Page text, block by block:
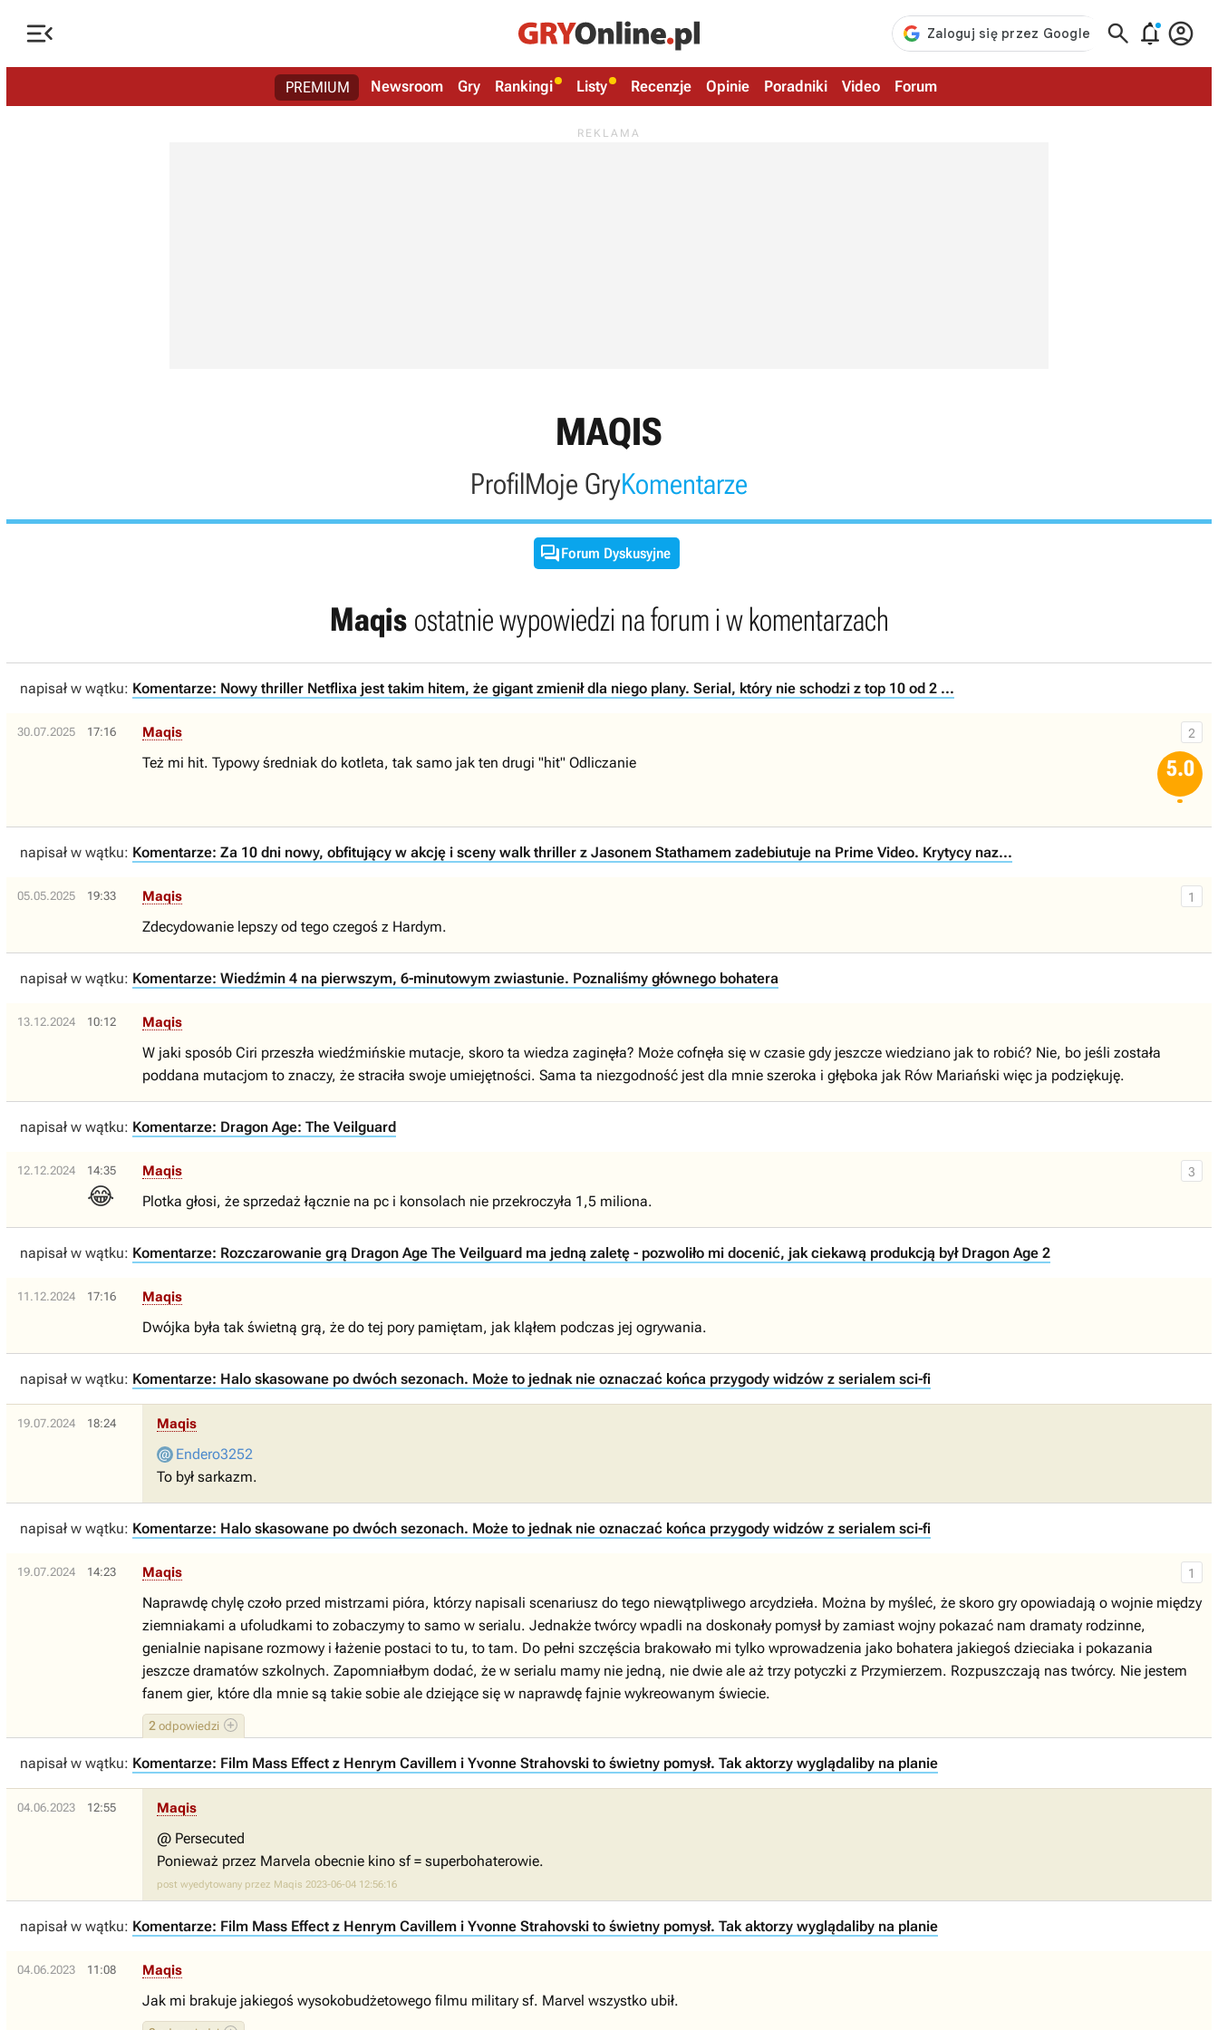
   
PREMIUM Newsroom Gry Rankingi Listy Recenzje Opinie Poradniki Video Forum
MAQIS
ProfilMoje GryKomentarze
Forum Dyskusyjne
Maqis ostatnie wypowiedzi na forum i w komentarzach
napisał w wątku: Komentarze: Nowy thriller Netflixa jest takim hitem, że gigant zmienił dla niego plany. Serial, który nie schodzi z top 10 od 2 ...
30.07.2025 17:16 2
Maqis
5.0
Też mi hit. Typowy średniak do kotleta, tak samo jak ten drugi "hit" Odliczanie
napisał w wątku: Komentarze: Za 10 dni nowy, obfitujący w akcję i sceny walk thriller z Jasonem Stathamem zadebiutuje na Prime Video. Krytycy naz...
05.05.2025 19:33 1
Maqis
Zdecydowanie lepszy od tego czegoś z Hardym.
napisał w wątku: Komentarze: Wiedźmin 4 na pierwszym, 6-minutowym zwiastunie. Poznaliśmy głównego bohatera
13.12.2024 10:12 Maqis
W jaki sposób Ciri przeszła wiedźmińskie mutacje, skoro ta wiedza zaginęła? Może cofnęła się w czasie gdy jeszcze wiedziano jak to robić? Nie, bo jeśli została
poddana mutacjom to znaczy, że straciła swoje umiejętności. Sama ta niezgodność jest dla mnie szeroka i głęboka jak Rów Mariański więc ja podziękuję.
napisał w wątku: Komentarze: Dragon Age: The Veilguard
12.12.2024 14:35
😂
3
Maqis
Plotka głosi, że sprzedaż łącznie na pc i konsolach nie przekroczyła 1,5 miliona.
napisał w wątku: Komentarze: Rozczarowanie grą Dragon Age The Veilguard ma jedną zaletę - pozwoliło mi docenić, jak ciekawą produkcją był Dragon Age 2
11.12.2024 17:16 Maqis
Dwójka była tak świetną grą, że do tej pory pamiętam, jak kląłem podczas jej ogrywania.
napisał w wątku: Komentarze: Halo skasowane po dwóch sezonach. Może to jednak nie oznaczać końca przygody widzów z serialem sci-fi
19.07.2024 18:24 Maqis
Endero3252
To był sarkazm.
napisał w wątku: Komentarze: Halo skasowane po dwóch sezonach. Może to jednak nie oznaczać końca przygody widzów z serialem sci-fi
19.07.2024 14:23 1
2 odpowiedzi
Maqis
Naprawdę chylę czoło przed mistrzami pióra, którzy napisali scenariusz do tego niewątpliwego arcydzieła. Można by myśleć, że skoro gry opowiadają o wojnie między
ziemniakami a ufoludkami to zobaczymy to samo w serialu. Jednakże twórcy wpadli na doskonały pomysł by zamiast wojny pokazać nam dramaty rodzinne,
genialnie napisane rozmowy i łażenie postaci to tu, to tam. Do pełni szczęścia brakowało mi tylko wprowadzenia jako bohatera jakiegoś dzieciaka i pokazania
jeszcze dramatów szkolnych. Zapomniałbym dodać, że w serialu mamy nie jedną, nie dwie ale aż trzy potyczki z Przymierzem. Rozpuszczają nas twórcy. Nie jestem
fanem gier, które dla mnie są takie sobie ale dziejące się w naprawdę fajnie wykreowanym świecie.
napisał w wątku: Komentarze: Film Mass Effect z Henrym Cavillem i Yvonne Strahovski to świetny pomysł. Tak aktorzy wyglądaliby na planie
04.06.2023 12:55 Maqis
@ Persecuted
Ponieważ przez Marvela obecnie kino sf = superbohaterowie.
post wyedytowany przez Maqis 2023-06-04 12:56:16
napisał w wątku: Komentarze: Film Mass Effect z Henrym Cavillem i Yvonne Strahovski to świetny pomysł. Tak aktorzy wyglądaliby na planie
04.06.2023 11:08 Maqis
Jak mi brakuje jakiegoś wysokobudżetowego filmu military sf. Marvel wszystko ubił.